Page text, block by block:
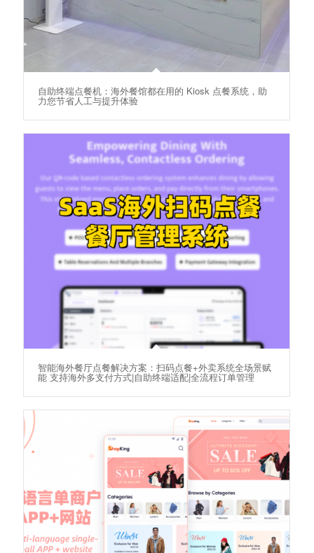
自助终端点餐机：海外餐馆都在用的 Kiosk 点餐系统，助
力您节省人工与提升体验
智能海外餐厅点餐解决方案：扫码点餐+外卖系统全场景赋
能 支持海外多支付方式|自助终端适配|全流程订单管理